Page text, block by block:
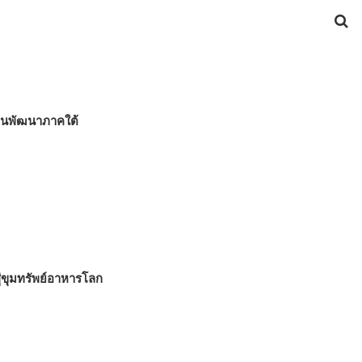
นพัฒนาภาคใต้
มทรัพย์อาหารโลก